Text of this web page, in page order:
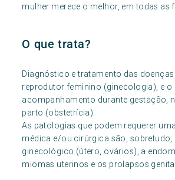
mulher merece o melhor, em todas as
O que trata?
Diagnóstico e tratamento das
reprodutor feminino (ginecologia), e o
acompanhamento durante gestação,
parto (obstetrícia).
As patologias que podem requerer
médica e/ou cirúrgica são,
ginecológico (útero, ovários), a
miomas uterinos e os prolapsos